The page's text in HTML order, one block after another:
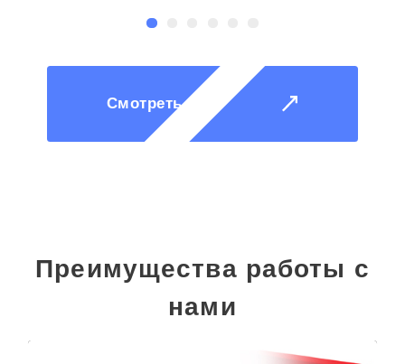
Смотреть все
Преимущества работы с
нами